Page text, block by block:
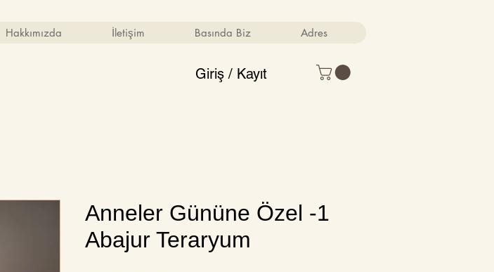
Hakkımızda İletişim Basında Biz Adres
Giriş / Kayıt
Anneler Gününe Özel -1
Abajur Teraryum